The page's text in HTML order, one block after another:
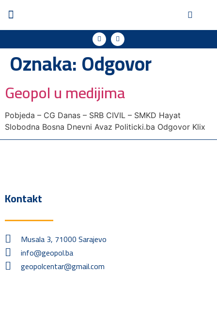
Oznaka:Odgovor
Geopol u medijima
Pobjeda – CG Danas – SRB CIVIL – SMKD Hayat
Slobodna Bosna Dnevni Avaz Politicki.ba Odgovor Klix
Kontakt
Musala 3, 71000 Sarajevo
info@geopol.ba
geopolcentar@gmail.com